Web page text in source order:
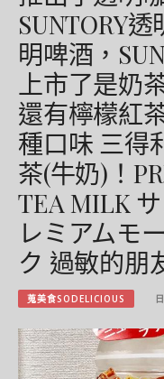
SUNTORY
明啤酒，
上市了是奶
還有檸檬紅
種口味 三得
茶(牛奶)！
TEA MILK
レミアムモ
ク 過敏的朋
蒐美食SODELICIOUS